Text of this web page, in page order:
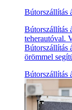
Bútorszállítás
Bútorszállítás
teherautóval.
Bútorszállítás
örömmel
Bútorszállítás